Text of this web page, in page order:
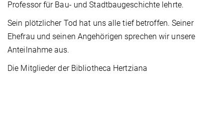
Professor für Bau- und Stadtbaugeschichte lehrte.
Sein plötzlicher Tod hat uns alle tief betroffen. Seiner
Ehefrau und seinen Angehörigen sprechen wir unsere
Anteilnahme aus.
Die Mitglieder der Bibliotheca Hertziana